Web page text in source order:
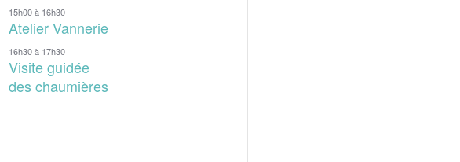
15h00à 16h30
Atelier Vannerie
16h30à 17h30
Visite guidée
des chaumières